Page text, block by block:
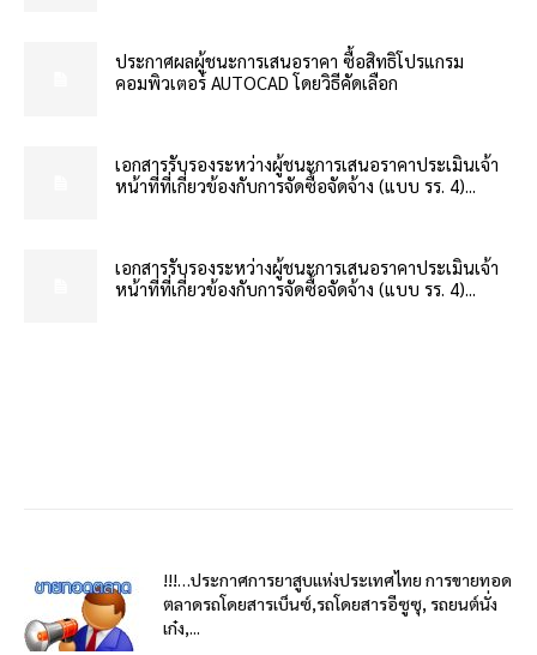
ประกาศผลผู้ชนะการเสนอราคา ซื้อสิทธิโปรแกรม
คอมพิวเตอร์ AUTOCAD โดยวิธีคัดเลือก
เอกสารรับรองระหว่างผู้ชนะการเสนอราคาประเมินเจ้า
หน้าที่ที่เกี่ยวข้องกับการจัดซื้อจัดจ้าง (แบบ รร. 4)...
เอกสารรับรองระหว่างผู้ชนะการเสนอราคาประเมินเจ้า
หน้าที่ที่เกี่ยวข้องกับการจัดซื้อจัดจ้าง (แบบ รร. 4)...
!!!…ประกาศการยาสูบแห่งประเทศไทย การขายทอด
ตลาดรถโดยสารเบ็นซ์,รถโดยสารอีซูซุ, รถยนต์นั่ง
เก๋ง,...